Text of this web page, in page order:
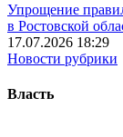
Упрощение
в Ростовской
17.07.2026 18:29
Новости рубрики
Власть